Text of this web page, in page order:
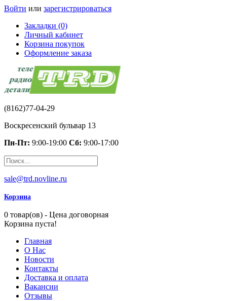
Войти или зарегистрироваться
Закладки (0)
Личный кабинет
Корзина покупок
Оформление заказа
(8162)77-04-29
Воскресенский бульвар 13
Пн-Пт: 9:00-19:00 Сб: 9:00-17:00
sale@trd.novline.ru
Корзина
0 товар(ов) - Цена договорная
Корзина пуста!
Главная
О Нас
Новости
Контакты
Доставка и оплата
Вакансии
Отзывы